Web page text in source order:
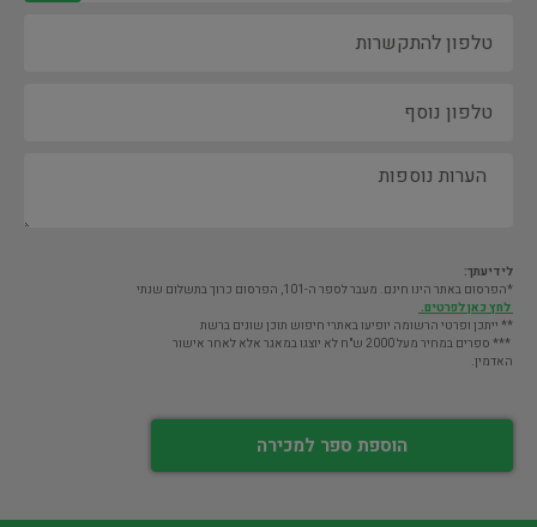
לידיעתך:
*הפרסום באתר הינו חינם. מעבר לספר ה-101, הפרסום כרוך בתשלום שנתי
לחץ כאן לפרטים.
** ייתכן ופרטי הרשומה יופיעו באתרי חיפוש תוכן שונים ברשת
*** ספרים במחיר מעל 2000 ש"ח לא יוצגו במאגר אלא לאחר אישור
האדמין.
הוספת ספר למכירה